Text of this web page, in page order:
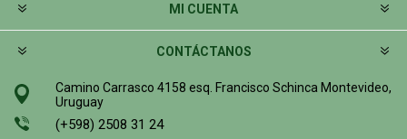
MI CUENTA
CONTÁCTANOS
Camino Carrasco 4158 esq. Francisco Schinca Montevideo,
Uruguay
(+598) 2508 31 24